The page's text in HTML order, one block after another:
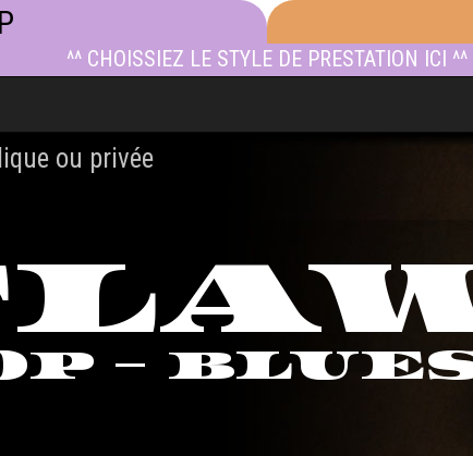
^^ CHOISSIEZ LE STYLE DE PRESTATION ICI ^^
ou privée
-